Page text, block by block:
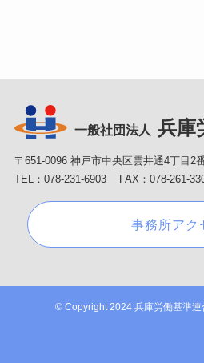
一般社団法人 兵庫
〒651-0096 神戸市中央区雲井通4丁目2
TEL：078-231-6903 FAX：078-261-
事務所アク
©Copyright 2024 兵庫労働基準連